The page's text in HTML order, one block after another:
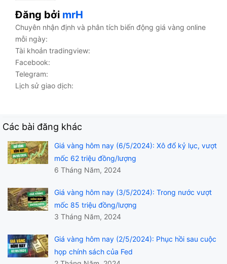
Đăng bởi mrH
Chuyên nhận định và phân tích biến động giá vàng online
mỗi ngày:
Tài khoản tradingview:
Facebook:
Telegram:
Lịch sử giao dịch:
Các bài đăng khác
Giá vàng hôm nay (6/5/2024): Xô đổ kỷ lục, vượt
mốc 62 triệu đồng/lượng
6 Tháng Năm, 2024
Giá vàng hôm nay (3/5/2024): Trong nước vượt
mốc 85 triệu đồng/lượng
3 Tháng Năm, 2024
Giá vàng hôm nay (2/5/2024): Phục hồi sau cuộc
họp chính sách của Fed